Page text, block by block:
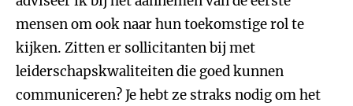
mensen om ook naar hun toekomstige rol te
kijken. Zitten er sollicitanten bij met
leiderschapskwaliteiten die goed kunnen
communiceren? Je hebt ze straks nodig om het